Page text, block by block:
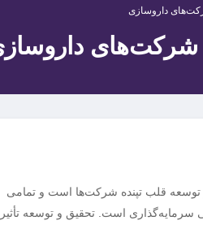
داروسازی
شرکت‌های
قلب تپنده شرکت‌ها است و تمامی
است. تحقیق و توسعه تأثیر